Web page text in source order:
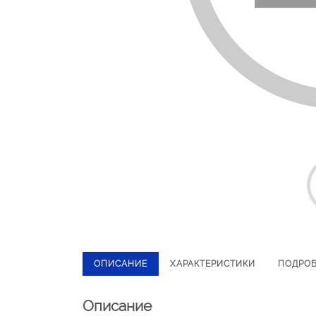
ОПИСАНИЕ ХАРАКТЕРИСТИКИ
Описание